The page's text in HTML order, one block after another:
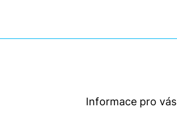
Informace pro vás